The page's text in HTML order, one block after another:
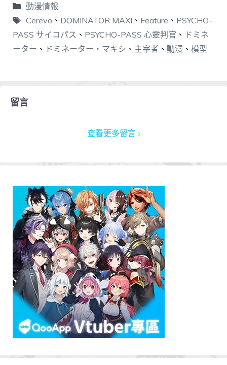
動漫情報
Cerevo 、 DOMINATOR MAXI 、 Feature 、 PSYCHO-
PASS サイコパス 、 PSYCHO-PASS 心靈判官 、 ドミネ
ーター 、 ドミネーター・マキシ 、 主宰者 、 動漫 、 模型
留言
查看更多留言 ›